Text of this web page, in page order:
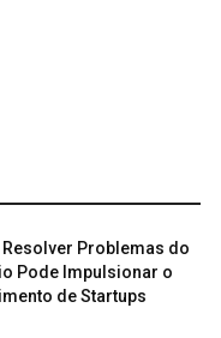
Resolver Problemas do
Pode Impulsionar o
de Startups